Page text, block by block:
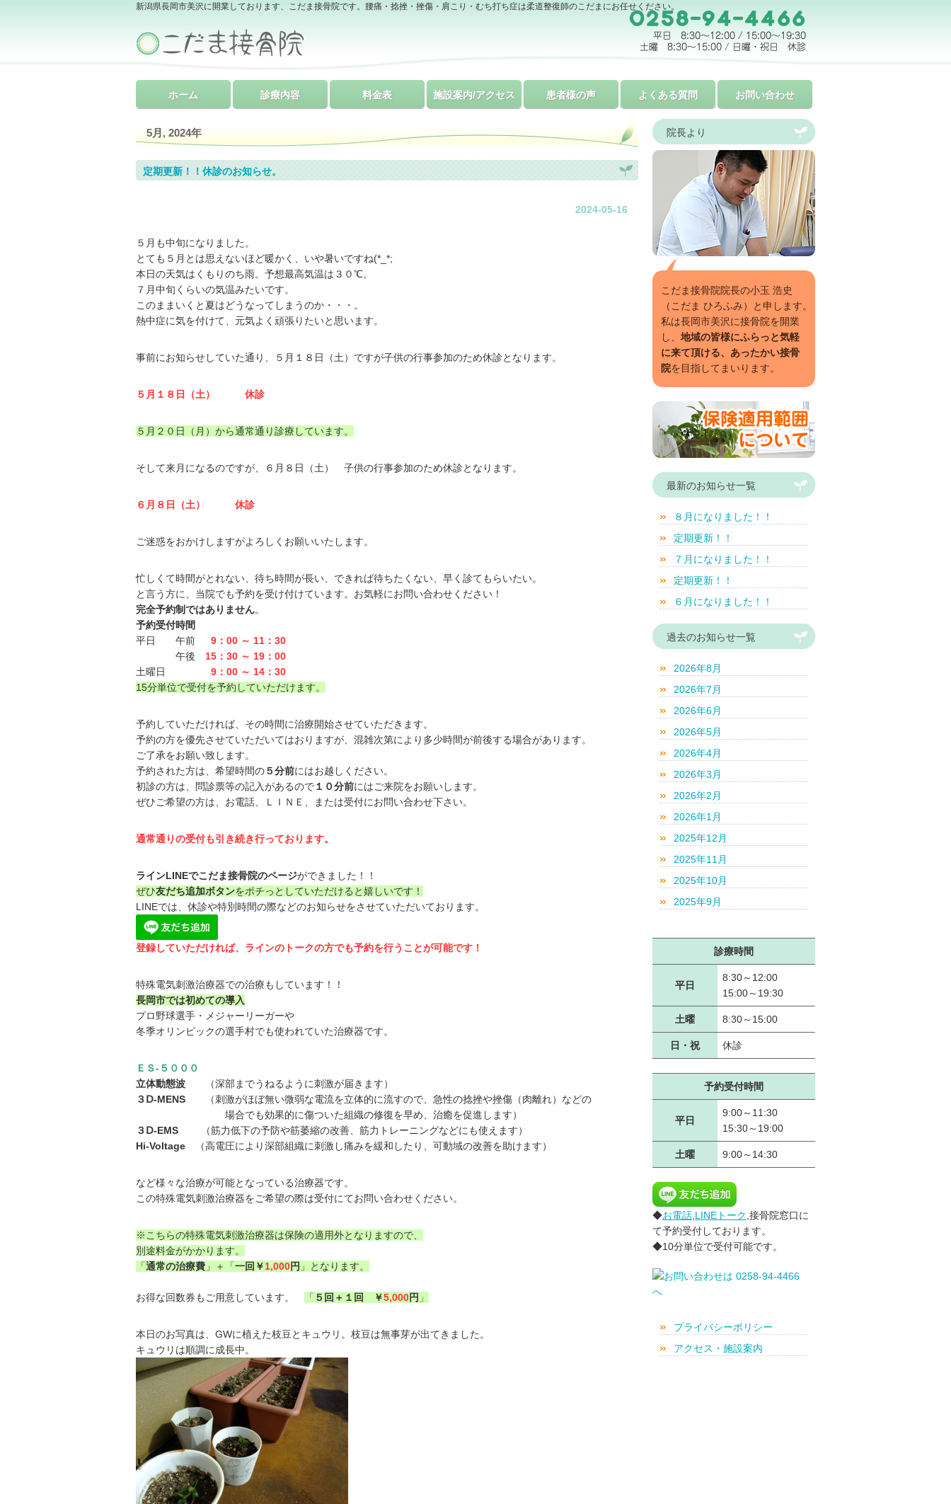
新潟県長岡市美沢に開業しております、こだま接骨院です。腰痛・捻挫・挫傷・肩こり・むち打ち症は柔道整復師のこだまにお任せください。
ホーム 診療内容 料金表 施設案内/アクセス 患者様の声 よくある質問 お問い合わせ
院長より
こだま接骨院院長の小玉 浩史
（こだま ひろふみ）と申します。
私は長岡市美沢に接骨院を開業
し、 地域の皆様にふらっと気軽
に来て頂ける、あったかい接骨
院を目指してまいります。
最新のお知らせ一覧
８月になりました！！
定期更新！！
７月になりました！！
定期更新！！
６月になりました！！
過去のお知らせ一覧
2026年8月
2026年7月
2026年6月
2026年5月
2026年4月
2026年3月
2026年2月
2026年1月
2025年12月
2025年11月
2025年10月
2025年9月
診療時間
平日
8:30～12:00
15:00～19:30
土曜 8:30～15:00
日・祝 休診
予約受付時間
平日
9:00～11:30
15:30～19:00
土曜 9:00～14:30
◆お電話 LINEトーク ,接骨院窓口に
て予約受付しております。
◆10分単位で受付可能です。
プライバシーポリシー
アクセス・施設案内
5月, 2024年
定期更新！！休診のお知らせ。
2024-05-16
５月も中旬になりました。
とても５月とは思えないほど暖かく、いや暑いですね(*_*;
本日の天気はくもりのち雨。予想最高気温は３０℃。
７月中旬くらいの気温みたいです。
このままいくと夏はどうなってしまうのか・・・。
熱中症に気を付けて、元気よく頑張りたいと思います。
事前にお知らせしていた通り、５月１８日（土）ですが子供の行事参加のため休診となります。
５月１８日（土） 休診
５月２０日（月）から通常通り診療しています。
そして来月になるのですが、６月８日（土） 子供の行事参加のため休診となります。
６月８日（土） 休診
ご迷惑をおかけしますがよろしくお願いいたします。
忙しくて時間がとれない、待ち時間が長い、できれば待ちたくない、早く診てもらいたい。
と言う方に、当院でも予約を受け付けています。お気軽にお問い合わせください！
完全予約制ではありません。
予約受付時間
平日 午前 9：00 ～ 11：30
午後 15：30 ～ 19：00
土曜日
9：00 ～ 14：30
15分単位で受付を予約していただけます。
予約していただければ、その時間に治療開始させていただきます。
予約の方を優先させていただいてはおりますが、混雑次第により多少時間が前後する場合があります。
ご了承をお願い致します。
予約された方は、希望時間の５分前にはお越しください。
初診の方は、問診票等の記入があるので１０分前にはご来院をお願いします。
ぜひご希望の方は、お電話、ＬＩＮＥ、または受付にお問い合わせ下さい。
通常通りの受付も引き続き行っております。
ラインLINEでこだま接骨院のページができました！！
ぜひ友だち追加ボタンをポチっとしていただけると嬉しいです！
LINEでは、休診や特別時間の際などのお知らせをさせていただいております。
登録していただければ、ラインのトークの方でも予約を行うことが可能です！
特殊電気刺激治療器での治療もしています！！
長岡市では初めての導入
プロ野球選手・メジャーリーガーや
冬季オリンピックの選手村でも使われていた治療器です。
ＥＳ-５０００
立体動態波 （深部までうねるように刺激が届きます）
３Ⅾ-MENS （刺激がほぼ無い微弱な電流を立体的に流すので、急性の捻挫や挫傷（肉離れ）などの
場合でも効果的に傷ついた組織の修復を早め、治癒を促進します）
３Ⅾ-EMS （筋力低下の予防や筋萎縮の改善、筋力トレーニングなどにも使えます）
Hi-Voltage （高電圧により深部組織に刺激し痛みを緩和したり、可動域の改善を助けます）
など様々な治療が可能となっている治療器です。
この特殊電気刺激治療器をご希望の際は受付にてお問い合わせください。
※こちらの特殊電気刺激治療器は保険の適用外となりますので、
別途料金がかかります。
「通常の治療費 」＋「一回￥1,000円 」となります。
お得な回数券もご用意しています。 「 ５回＋１回 ￥5,000円 」
本日のお写真は、GWに植えた枝豆とキュウリ。枝豆は無事芽が出てきました。
キュウリは順調に成長中。